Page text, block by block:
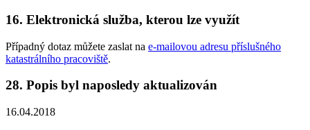
16. Elektronická služba, kterou lze využít
Případný dotaz můžete zaslat na e-mailovou adresu příslušného
katastrálního pracoviště.
28. Popis byl naposledy aktualizován
16.04.2018